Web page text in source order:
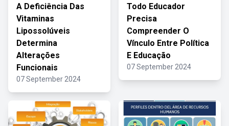
A Deficiência Das
Vitaminas
Lipossolúveis
Determina
Alterações
Funcionais
07 September 2024
Todo Educador
Precisa
Compreender O
Vínculo Entre Política
E Educação
07 September 2024